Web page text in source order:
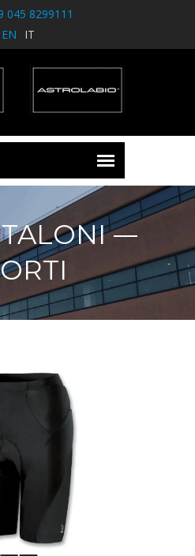
045 8299111
EN
IT